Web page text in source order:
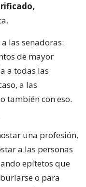
las senadoras:
de mayor
a todas las
a las
también con eso.
una profesión,
a las personas
epítetos que
o para